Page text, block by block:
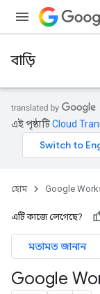
বাড়ি
এই পৃষ্ঠাটিCloud
হোম Google
এটি কাজে লেগেছে?
মতামত জানান
Google